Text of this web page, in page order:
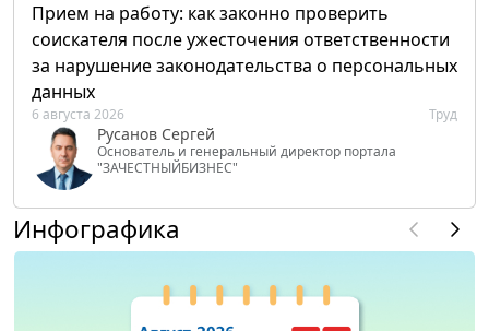
Прием на работу: как законно проверить
соискателя после ужесточения ответственности
за нарушение законодательства о персональных
данных
6 августа 2026 Труд
Русанов Сергей
Основатель и генеральный директор портала
"ЗАЧЕСТНЫЙБИЗНЕС"
Инфографика